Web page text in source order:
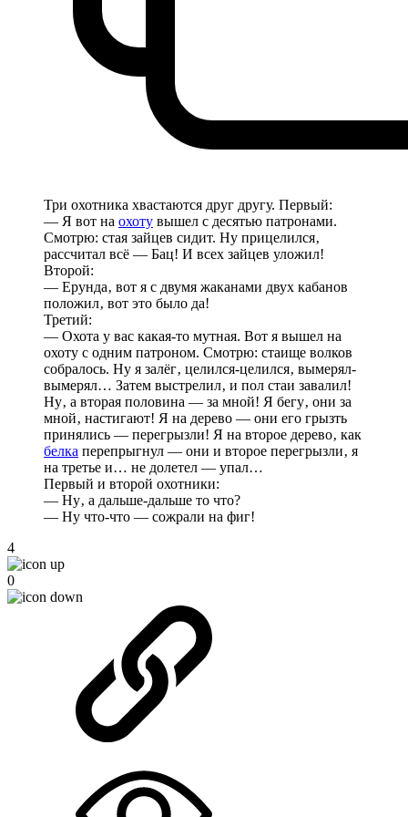
Три охотника хвастаются друг другу. Первый:
— Я вот на охоту вышел с десятью патронами.
Смотрю: стая зайцев сидит. Ну прицелился‚
рассчитал всё — Бац! И всех зайцев уложил!
Второй:
— Ерунда‚ вот я с двумя жаканами двух кабанов
положил‚ вот это было да!
Третий:
— Охота у вас какая-то мутная. Вот я вышел на
охоту с одним патроном. Смотрю: стаище волков
собралось. Ну я залёг‚ целился-целился‚ вымерял-
вымерял… Затем выстрелил‚ и пол стаи завалил!
Ну‚ а вторая половина — за мной! Я бегу‚ они за
мной‚ настигают! Я на дерево — они его грызть
принялись — перегрызли! Я на второе дерево‚ как
белка перепрыгнул — они и второе перегрызли‚ я
на третье и… не долетел — упал…
Первый и второй охотники:
— Ну‚ а дальше-дальше то что?
— Ну что-что — сожрали на фиг!
4
0